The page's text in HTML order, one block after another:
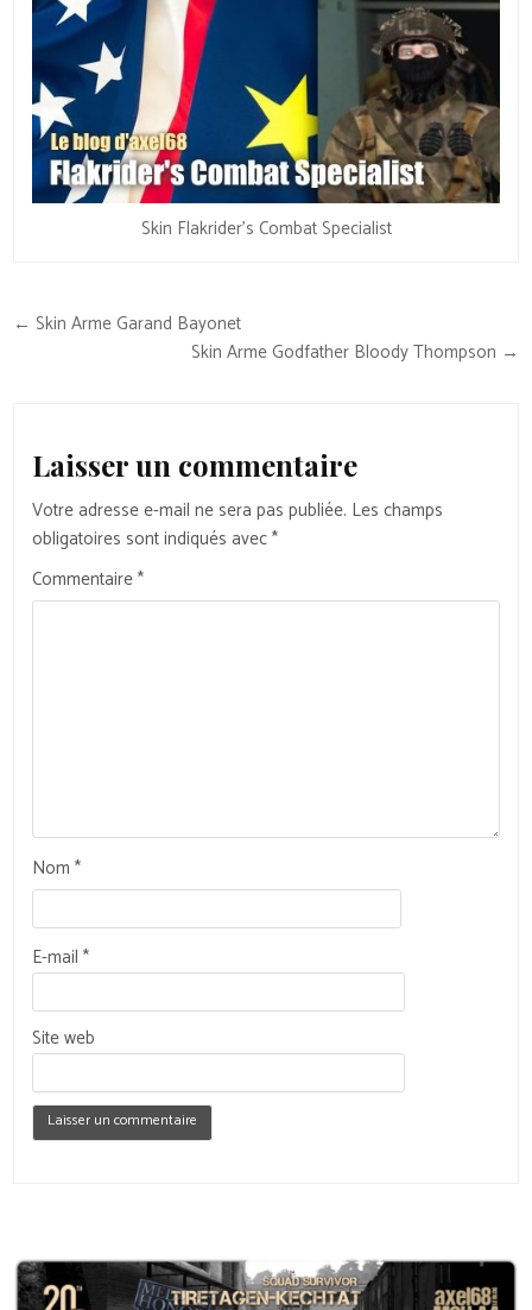
Skin Flakrider’s Combat Specialist
Navigation
← Skin Arme Garand Bayonet
Skin Arme Godfather Bloody Thompson →
Laisser un commentaire
Votre adresse e-mail ne sera pas publiée. Les champs
obligatoires sont indiqués avec*
Commentaire*
Nom*
E-mail*
Site web